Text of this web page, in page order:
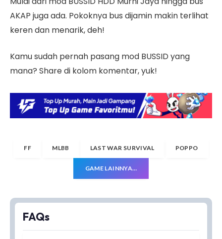
AKAP juga ada. Pokoknya bus dijamin makin terlihat
keren dan menarik, deh!
Kamu sudah pernah pasang mod BUSSID yang
mana? Share di kolom komentar, yuk!
FF MLBB LAST WAR SURVIVAL POPPO
GAME LAINNYA…
FAQs